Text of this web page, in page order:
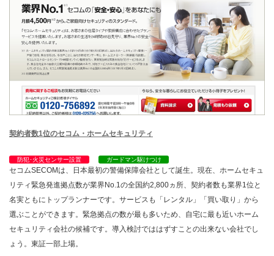
契約者数1位のセコム・ホームセキュリティ
防犯･火災センサー設置 ガードマン駆けつけ
セコムSECOMは、日本最初の警備保障会社として誕生。現在、ホームセキュ
リティ緊急発進拠点数が業界No.1の全国約2,800ヵ所、契約者数も業界1位と
名実ともにトップランナーです。サービスも「レンタル」「買い取り」から
選ぶことができます。緊急拠点の数が最も多いため、自宅に最も近いホーム
セキュリティ会社の候補です。導入検討でははずすことの出来ない会社でし
ょう。東証一部上場。